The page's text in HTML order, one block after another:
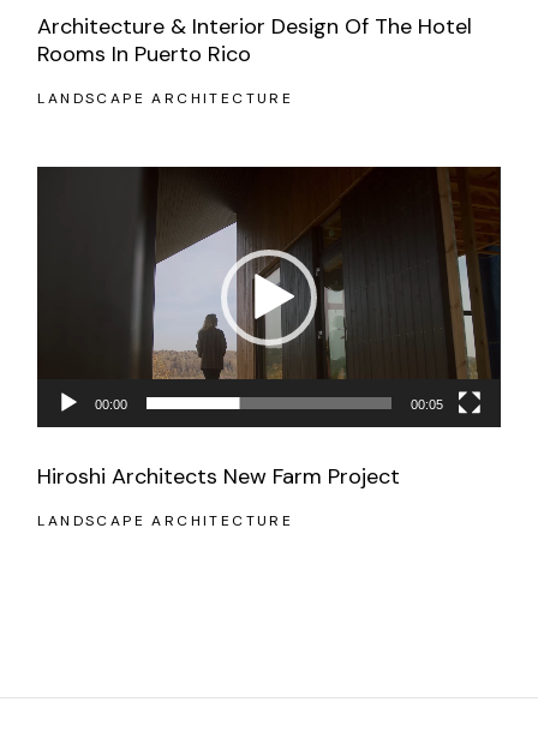
Architecture & Interior Design Of The Hotel
Rooms In Puerto Rico
LANDSCAPE ARCHITECTURE
00:00 00:05
Hiroshi Architects New Farm Project
LANDSCAPE ARCHITECTURE